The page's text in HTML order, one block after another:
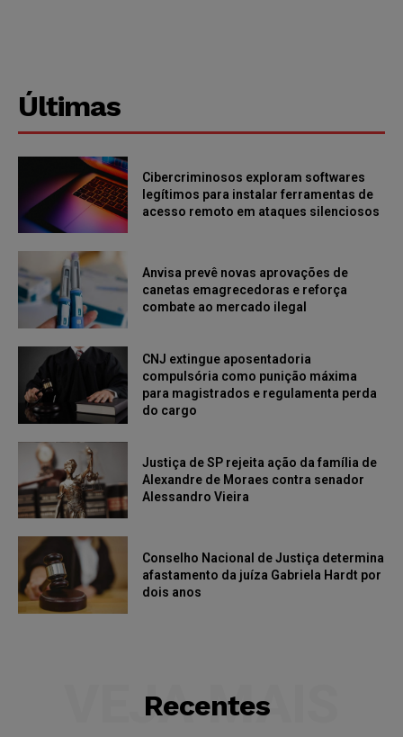
Últimas
Cibercriminosos exploram softwares
legítimos para instalar ferramentas de
acesso remoto em ataques silenciosos
Anvisa prevê novas aprovações de
canetas emagrecedoras e reforça
combate ao mercado ilegal
CNJ extingue aposentadoria
compulsória como punição máxima
para magistrados e regulamenta perda
do cargo
Justiça de SP rejeita ação da família de
Alexandre de Moraes contra senador
Alessandro Vieira
Conselho Nacional de Justiça determina
afastamento da juíza Gabriela Hardt por
dois anos
Recentes
VEJA MAIS